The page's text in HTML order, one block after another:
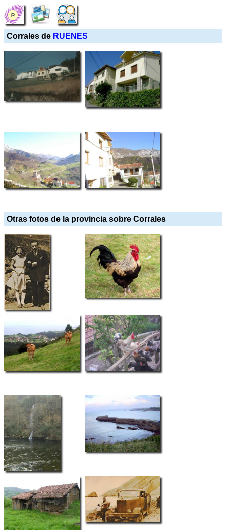
Corrales de RUENES
Otras fotos de la provincia sobre Corrales